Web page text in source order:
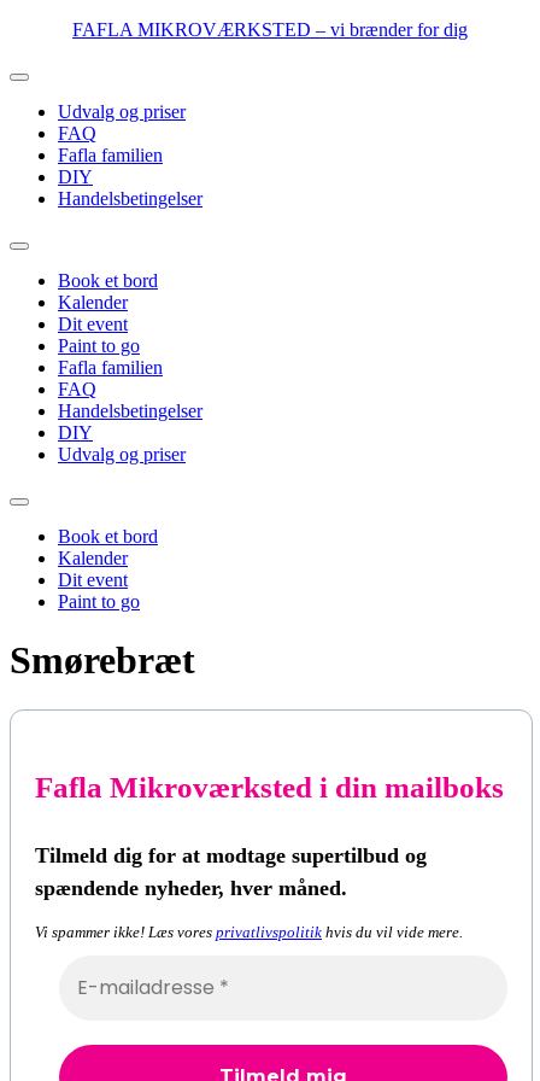
indhold
FAFLA MIKROVÆRKSTED – vi brænder for dig
Udvalg og priser
FAQ
Fafla familien
DIY
Handelsbetingelser
Book et bord
Kalender
Dit event
Paint to go
Fafla familien
FAQ
Handelsbetingelser
DIY
Udvalg og priser
Book et bord
Kalender
Dit event
Paint to go
Smørebræt
Fafla Mikroværksted i din mailboks
Tilmeld dig for at modtage supertilbud og
spændende nyheder, hver måned.
Vi spammer ikke! Læs vores privatlivspolitik hvis du vil vide mere.